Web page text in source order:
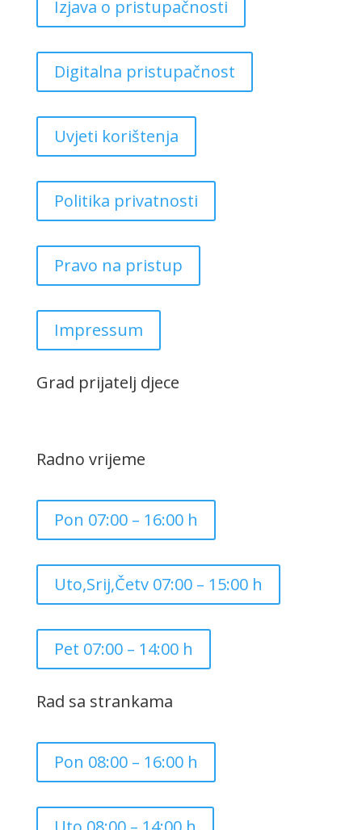
Izjava o pristupačnosti
Digitalna pristupačnost
Uvjeti korištenja
Politika privatnosti
Pravo na pristup
Impressum
Grad prijatelj djece
Radno vrijeme
Pon 07:00 – 16:00 h
Uto,Srij,Četv 07:00 – 15:00 h
Pet 07:00 – 14:00 h
Rad sa strankama
Pon 08:00 – 16:00 h